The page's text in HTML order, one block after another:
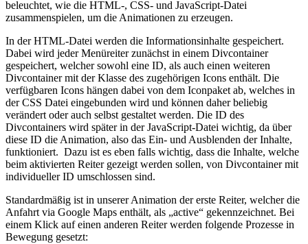
beleuchtet, wie die HTML-, CSS- und JavaScript-Datei
zusammenspielen, um die Animationen zu erzeugen.
In der HTML-Datei werden die Informationsinhalte gespeichert.
Dabei wird jeder Menüreiter zunächst in einem Divcontainer
gespeichert, welcher sowohl eine ID, als auch einen weiteren
Divcontainer mit der Klasse des zugehörigen Icons enthält. Die
verfügbaren Icons hängen dabei von dem Iconpaket ab, welches in
der CSS Datei eingebunden wird und können daher beliebig
verändert oder auch selbst gestaltet werden. Die ID des
Divcontainers wird später in der JavaScript-Datei wichtig, da über
diese ID die Animation, also das Ein- und Ausblenden der Inhalte,
funktioniert. Dazu ist es eben falls wichtig, dass die Inhalte, welche
beim aktivierten Reiter gezeigt werden sollen, von Divcontainer mit
individueller ID umschlossen sind.
Standardmäßig ist in unserer Animation der erste Reiter, welcher die
Anfahrt via Google Maps enthält, als „active“ gekennzeichnet. Bei
einem Klick auf einen anderen Reiter werden folgende Prozesse in
Bewegung gesetzt: